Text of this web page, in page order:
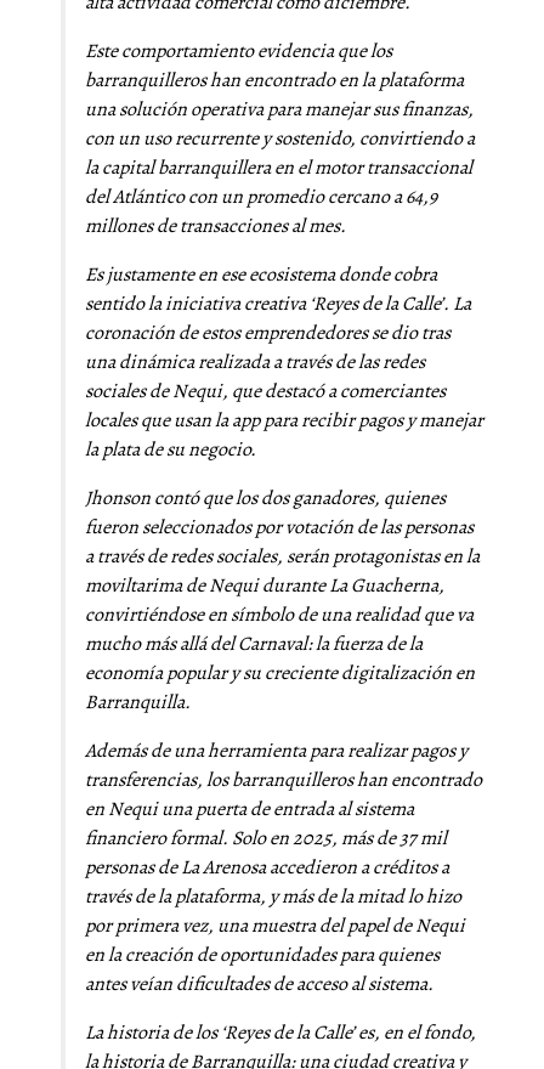
Este comportamiento evidencia que los
barranquilleros han encontrado en la plataforma
una solución operativa para manejar sus finanzas,
con un uso recurrente y sostenido, convirtiendo a
la capital barranquillera en el motor transaccional
del Atlántico con un promedio cercano a 64,9
millones de transacciones al mes.
Es justamente en ese ecosistema donde cobra
sentido la iniciativa creativa ‘Reyes de la Calle’. La
coronación de estos emprendedores se dio tras
una dinámica realizada a través de las redes
sociales de Nequi, que destacó a comerciantes
locales que usan la app para recibir pagos y manejar
la plata de su negocio.
Jhonson contó que los dos ganadores, quienes
fueron seleccionados por votación de las personas
a través de redes sociales, serán protagonistas en la
moviltarima de Nequi durante La Guacherna,
convirtiéndose en símbolo de una realidad que va
mucho más allá del Carnaval: la fuerza de la
economía popular y su creciente digitalización en
Barranquilla.
Además de una herramienta para realizar pagos y
transferencias, los barranquilleros han encontrado
en Nequi una puerta de entrada al sistema
financiero formal. Solo en 2025, más de 37 mil
personas de La Arenosa accedieron a créditos a
través de la plataforma, y más de la mitad lo hizo
por primera vez, una muestra del papel de Nequi
en la creación de oportunidades para quienes
antes veían dificultades de acceso al sistema.
La historia de los ‘Reyes de la Calle’ es, en el fondo,
la historia de Barranquilla: una ciudad creativa y